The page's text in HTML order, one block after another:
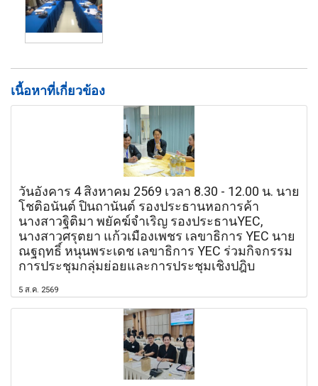
เนื้อหาที่เกี่ยวข้อง
วันอังคาร 4 สิงหาคม 2569 เวลา 8.30 - 12.00 น. นาย
โชติอนันต์ ปินถานันต์ รองประธานหอการค้า
นางสาวฐิติมา พยัคฆ์จำเริญ รองประธานYEC,
นางสาวศรุตยา แก้วเมืองเพชร เลขาธิการ YEC นาย
ณฐฤทธิ์ หนุนพระเดช เลขาธิการ YEC ร่วมกิจกรรม
การประชุมกลุ่มย่อยและการประชุมเชิงปฎิบ
5 ส.ค. 2569